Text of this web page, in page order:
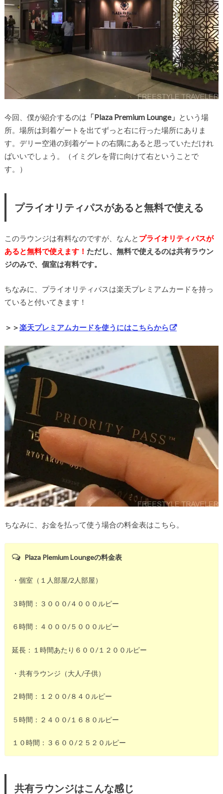
今回、僕が紹介するのは 「Plaza Premium Lounge」 という場
所。場所は到着ゲートを出てずっと右に行った場所にありま
す。デリー空港の到着ゲートの右隅にあると思っていただけれ
ばいいでしょう。（イミグレを背に向けて右ということで
す。）
プライオリティパスがあると無料で使える
このラウンジは有料なのですが、なんと プライオリティパスが
あると無料で使えます！ ただし、無料で使えるのは共有ラウン
ジのみで、個室は有料です。
ちなみに、プライオリティパスは楽天プレミアムカードを持っ
ていると付いてきます！
＞＞楽天プレミアムカードを使うにはこちらから
ちなみに、お金を払って使う場合の料金表はこちら。
Plaza Plemium Loungeの料金表
・個室（１人部屋/2人部屋）
３時間：３０００/４０００ルピー
６時間：４０００/５０００ルピー
延長：１時間あたり６００/１２００ルピー
・共有ラウンジ（大人/子供）
２時間：１２００/８４０ルピー
５時間：２４００/１６８０ルピー
１０時間：３６００/２５２０ルピー
共有ラウンジはこんな感じ